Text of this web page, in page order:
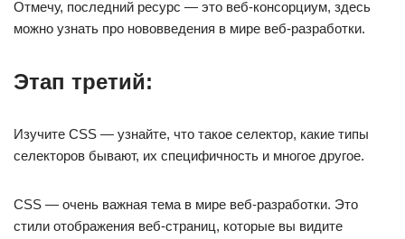
Отмечу, последний ресурс — это веб-консорциум, здесь
можно узнать про нововведения в мире веб-разработки.
Этап третий:
Изучите CSS — узнайте, что такое селектор, какие типы
селекторов бывают, их специфичность и многое другое.
CSS — очень важная тема в мире веб-разработки. Это
стили отображения веб-страниц, которые вы видите